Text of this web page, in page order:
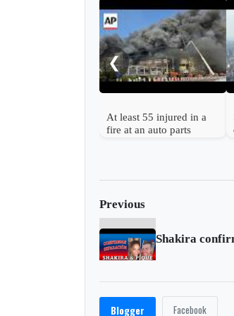
❮
At least 55 injured in a
fire at an auto parts
Previous
Blogger Facebook